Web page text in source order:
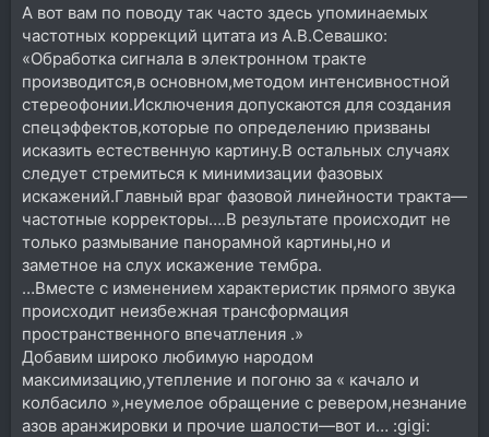
А вот вам по поводу так часто здесь упоминаемых
частотных коррекций цитата из А.В.Севашко:
«Обработка сигнала в электронном тракте
производится,в основном,методом интенсивностной
стереофонии.Исключения допускаются для создания
спецэффектов,которые по определению призваны
исказить естественную картину.В остальных случаях
следует стремиться к минимизации фазовых
искажений.Главный враг фазовой линейности тракта—
частотные корректоры….В результате происходит не
только размывание панорамной картины,но и
заметное на слух искажение тембра.
…Вместе с изменением характеристик прямого звука
происходит неизбежная трансформация
пространственного впечатления .»
Добавим широко любимую народом
максимизацию,утепление и погоню за « качало и
колбасило »,неумелое обращение с ревером,незнание
азов аранжировки и прочие шалости—вот и… :gigi: